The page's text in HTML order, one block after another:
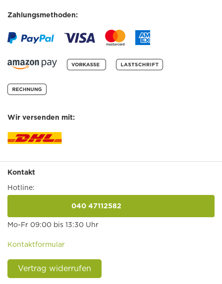
Zahlungsmethoden:
Wir versenden mit:
Kontakt
Hotline:
040 47112582
Mo-Fr 09:00 bis 13:30 Uhr
Kontaktformular
Vertrag widerrufen